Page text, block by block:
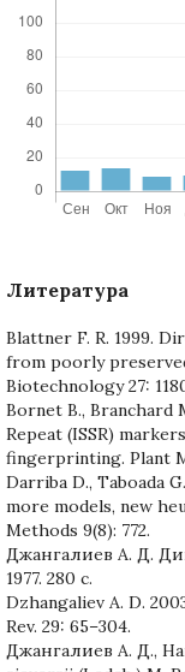
Литература
Blattner F. R. 1999.
from poorly
Biotechnology 27:
Bornet B., Branchard
Repeat (ISSR)
fingerprinting. Plant
Darriba D., Taboada
more models, new
Methods 9(8): 772.
Джангалиев А. Д.
1977. 280 c.
Dzhangaliev A. D.
Rev. 29: 65–304.
Джангалиев А. Д.,